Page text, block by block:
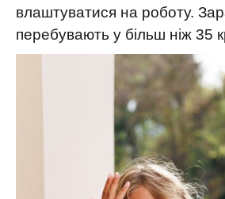
влаштуватися на роботу.
перебувають у більш ніж 35